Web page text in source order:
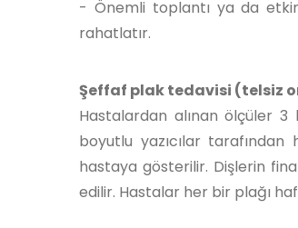
- Önemli toplantı ya da
rahatlatır.
Şeffaf plak tedavisi (telsiz
Hastalardan alınan ölçüler
boyutlu yazıcılar tarafından
hastaya gösterilir. Dişlerin
edilir. Hastalar her bir plağı